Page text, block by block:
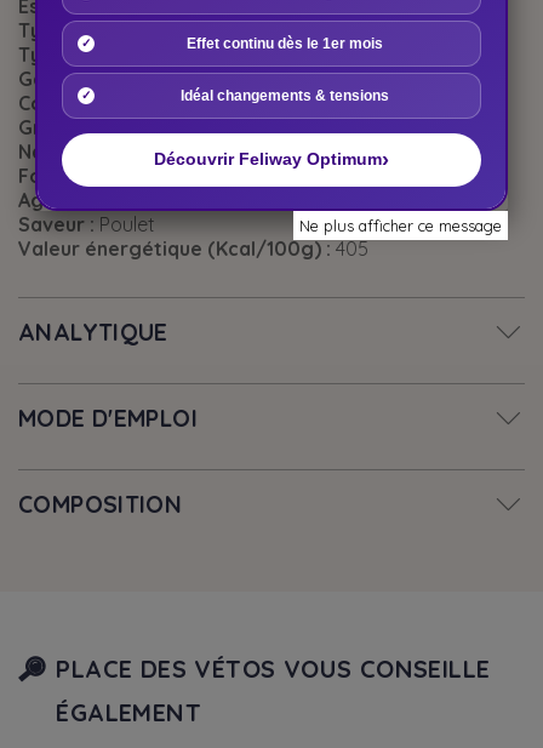
Espèces :
Type de produits :
Alimentation
Type d'alimentation : Physiologique
Gamme :Proplan Cat
Conditionnement :Croquettes
Groupe Espèces :Chats
Nature :
Fournisseur :
Age :
Saveur : Poulet
Valeur énergétique (Kcal/100g) : 405
ANALYTIQUE
MODE D'EMPLOI
COMPOSITION
PLACE DES VÉTOS VOUS CONSEILLE
ÉGALEMENT
Effet continu dès le 1er mois
Idéal changements & tensions
Découvrir Feliway Optimum›
Ne plus afficher ce message